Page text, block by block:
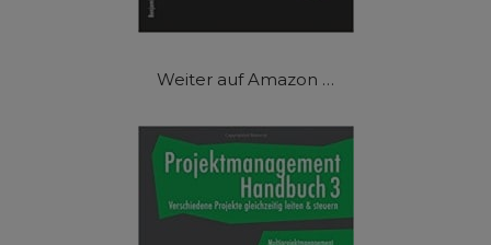
Weiter auf Amazon …